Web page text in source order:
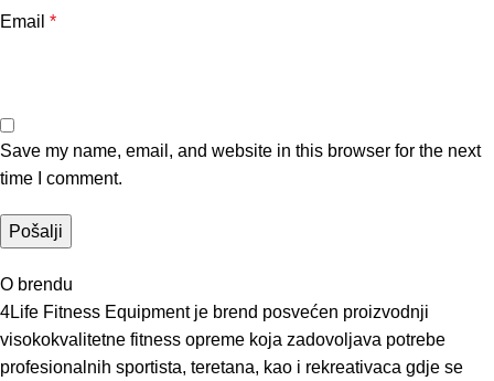
Email *
Save my name, email, and website in this browser for the next
time I comment.
O brendu
4Life Fitness Equipment je brend posvećen proizvodnji
visokokvalitetne fitness opreme koja zadovoljava potrebe
profesionalnih sportista, teretana, kao i rekreativaca gdje se